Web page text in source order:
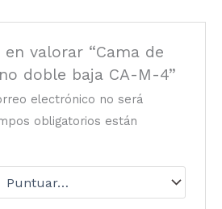
valorar “Cama de
doble baja CA-M-4”
electrónico no será
obligatorios están